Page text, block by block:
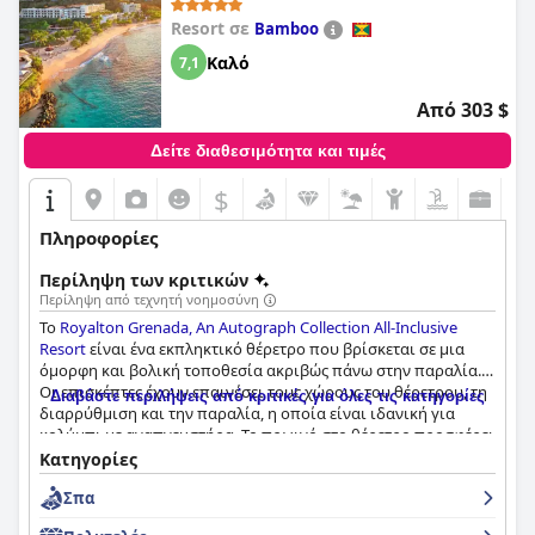
συνιστούν ανεπιφύλακτα.
Resort σε Bamboo
7,1 Καλό
Από 303 $
Δείτε διαθεσιμότητα και τιμές
$
Πληροφορίες
Περίληψη των κριτικών
Περίληψη από τεχνητή νοημοσύνη
Το Royalton Grenada, An Autograph Collection All-Inclusive
Resortείναι ένα εκπληκτικό θέρετρο που βρίσκεται σε μια
όμορφη και βολική τοποθεσία ακριβώς πάνω στην παραλία.
Οι επισκέπτες έχουν επαινέσει τους χώρους του θέρετρου, τη
διαρρύθμιση και την παραλία, η οποία είναι ιδανική για
κολύμπι με αναπνευστήρα. Το πρωινό στο θέρετρο προσφέρει
μια μεγάλη ποικιλία από νόστιμες επιλογές, ενώ το δείπνο
έχει λάβει ανάμεικτες κριτικές. Ωστόσο, το ιταλικό και το
γαλλικό εστιατόριο είναι κορυφαίας ποιότητας και η
Διαβάστε περιλήψεις από κριτικές για όλες τις κατηγορίες
Κατηγορίες
Σπα